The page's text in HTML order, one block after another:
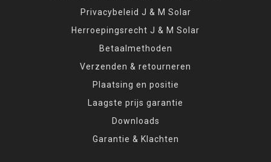
Privacybeleid J & M Solar
Herroepingsrecht J & M Solar
Betaalmethoden
Verzenden & retourneren
Plaatsing en positie
Laagste prijs garantie
Downloads
Garantie & Klachten